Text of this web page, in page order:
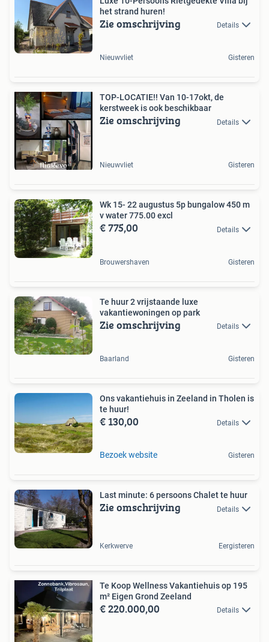
het strand huren! ️
Zie omschrijving Details
Nieuwvliet Gisteren
TOP-LOCATIE!! Van 10-17okt, de
kerstweek is ook beschikbaar
Zie omschrijving Details
Nieuwvliet Gisteren
Wk 15- 22 augustus 5p bungalow 450 m
v water 775.00 excl
€ 775,00 Details
Brouwershaven Gisteren
Te huur 2 vrijstaande luxe
vakantiewoningen op park
Zie omschrijving Details
Baarland Gisteren
Ons vakantiehuis in Zeeland in Tholen is
te huur!
€ 130,00 Details
Bezoek website Gisteren
Last minute: 6 persoons Chalet te huur
Zie omschrijving Details
Kerkwerve Eergisteren
Te Koop Wellness Vakantiehuis op 195
m² Eigen Grond Zeeland
€ 220.000,00 Details